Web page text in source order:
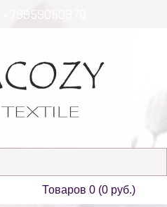
+79959050976
Товаров 0 (0 руб.)